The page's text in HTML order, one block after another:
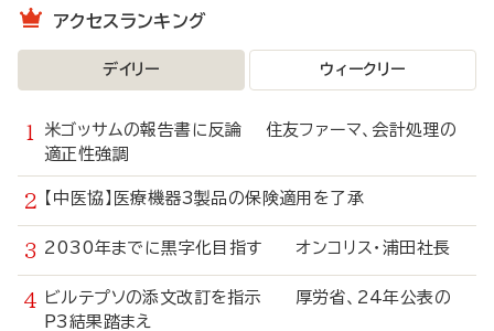
アクセスランキング
デイリー ウィークリー
米ゴッサムの報告書に反論 住友ファーマ、会計処理の
適正性強調
【中医協】医療機器3製品の保険適用を了承
2030年までに黒字化目指す オンコリス・浦田社長
ビルテプソの添文改訂を指示 厚労省、24年公表の
P3結果踏まえ